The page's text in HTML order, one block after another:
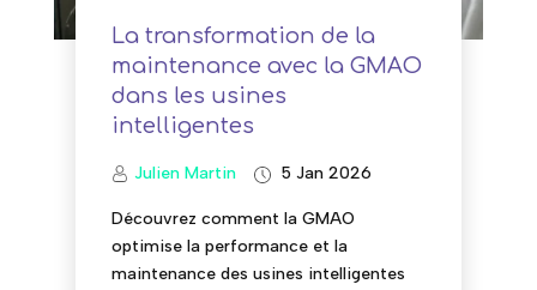
La transformation de la
maintenance avec la GMAO
dans les usines
intelligentes
Julien Martin 5 Jan 2026
Découvrez comment la GMAO
optimise la performance et la
maintenance des usines intelligentes